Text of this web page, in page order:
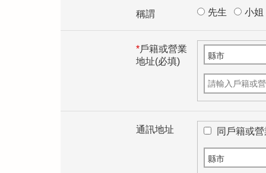
稱謂 先生 小姐
*戶籍或營業
地址(必填)
籍
或
營
業
地
址
(
必
填
通訊地址
通
地
址
同戶籍或